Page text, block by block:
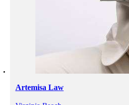
Artemisa Law